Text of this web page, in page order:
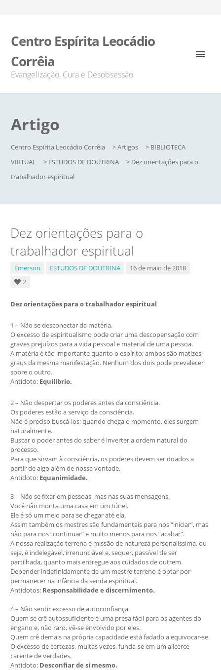
Centro Espírita Leocádio
Corrêia
Evangelização, Cura e Desobsessão
Artigo
Centro Espírita Leocádio Corrêia >Artigos > BIBLIOTECA
VIRTUAL
> ESTUDOS DE DOUTRINA > Dez orientações para o
trabalhador espiritual
Dez orientações para o
trabalhador espiritual
Emerson ESTUDOS DE DOUTRINA
16 de maio de 2018
2
Dez orientações para o trabalhador espiritual
1 – Não se desconectar da matéria.
O excesso de espiritualismo pode criar uma descopensação com
graves prejuízos para a vida pessoal e material de uma pessoa.
A matéria é tão importante quanto o espírito; ambos são matizes,
graus da mesma manifestação. Nenhum dos dois pode prevalecer
sobre o outro.
Antídoto: Equilíbrio.
2 – Não despertar os poderes antes da consciência.
Os poderes estão a serviço da consciência.
Não é preciso buscá-los; quando chega o momento, eles surgem
naturalmente.
Buscar o poder antes do saber é inverter a ordem natural do
processo.
Para que sirvam à consciência, os poderes devem ser doados a
partir de algo além de nossa vontade.
Antídoto: Equanimidade.
3 – Não se fixar em pessoas, mas nas suas mensagens.
Você não monta uma casa em um túnel.
Ele é só um meio para se chegar até ela.
Assim também os mestres são fundamentais para nos “iniciar”, mas
não para nos “continuar” e muito menos para nos “acabar”.
A nossa realização terrena é missão de natureza personalíssima, ou
seja, é indelegável, irrenunciável e, sequer, passível de ser
partilhada, quanto mais entregue aos cuidados de outrem.
Depender indefinidamente de um mestre terreno é optar por
permanecer na infância da senda espiritual.
Antídotos: Responsabilidade e discernimento.
4 – Não sentir excesso de autoconfiança.
Quem se crê autossuficiente é uma presa fácil para os agentes do
engano e, não raro, vê-se envolvido por eles.
Quem crê demais na própria capacidade está fadado a equivocar-se.
O excesso de certezas, muitas vezes, funda-se em um alicerce
carente de verdades.
Antídoto: Desconfiar de si mesmo.